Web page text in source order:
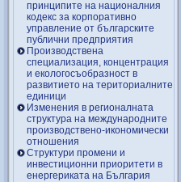
принципите на националния
кодекс за корпоративно
управление от българските
публични предприятия
Производствена
специализация, концентрация
и екологосъобразност в
развитието на териториалните
единици
Изменения в регионалната
структура на международните
производствено-икономически
отношения
Структури промени и
инвестиционни приоритети в
енергериката на България